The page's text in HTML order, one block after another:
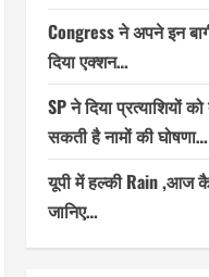
Congress ने अपने इन
दिया एक्शन…
SP ने दिया प्रत्याशियों
सकती है नामों की घोषणा…
यूपी में हल्की Rain ,आज
जानिए…